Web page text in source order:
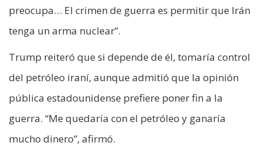
preocupa… El crimen de guerra es permitir que Irán
tenga un arma nuclear”.
Trump reiteró que si depende de él, tomaría control
del petróleo iraní, aunque admitió que la opinión
pública estadounidense prefiere poner fin a la
guerra. “Me quedaría con el petróleo y ganaría
mucho dinero”, afirmó.